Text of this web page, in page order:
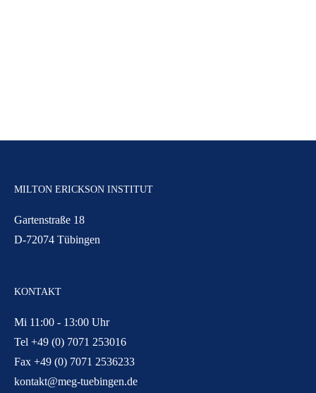
MILTON ERICKSON INSTITUT
Gartenstraße 18
D-72074 Tübingen
KONTAKT
Mi 11:00 - 13:00 Uhr
Tel +49 (0) 7071 253016
Fax +49 (0) 7071 2536233
kontakt@meg-tuebingen.de